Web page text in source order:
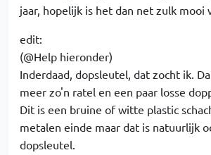
jaar, hopelijk is het dan net zulk mooi
edit:
(@Help hieronder)
Inderdaad, dopsleutel, dat zocht ik.
meer zo'n ratel en een paar losse
Dit is een bruine of witte plastic
metalen einde maar dat is natuurlijk
dopsleutel.